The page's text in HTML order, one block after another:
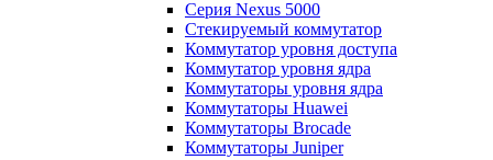
Серия Nexus 5000
Стекируемый коммутатор
Коммутатор уровня доступа
Коммутатор уровня ядра
Коммутаторы уровня ядра
Коммутаторы Huawei
Коммутаторы Brocade
Коммутаторы Juniper